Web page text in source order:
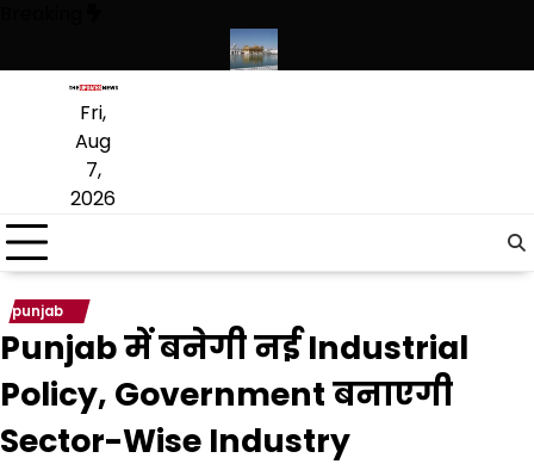
content
Fri,
Aug
7,
2026
punjab
Punjab में बनेगी नई Industrial
Policy, Government बनाएगी
Sector-Wise Industry